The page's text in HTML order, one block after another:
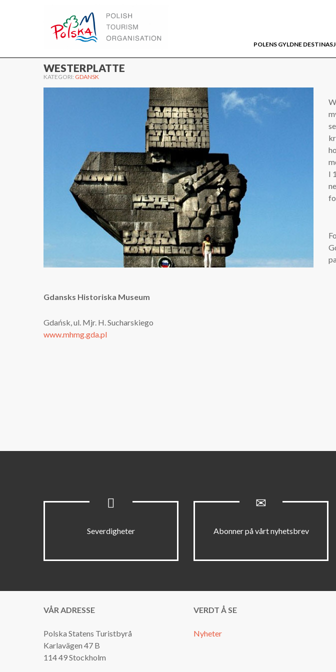
WWW.POLEN.TRAVEL
POLENS GYLDNE
WESTERPLATTE
KATEGORI: GDANSK
I
Gdansks Historiska Museum
Gdańsk, ul. Mjr. H. Sucharskiego
www.mhmg.gda.pl
Severdigheter Abonner på vårt nyhetsbrev
VÅR ADRESSE
Polska Statens Turistbyrå
Karlavägen 47 B
114 49 Stockholm
VERDT Å SE
Nyheter